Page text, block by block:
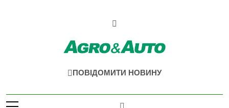
Agro & Auto
ПОВІДОМИТИ НОВИНУ